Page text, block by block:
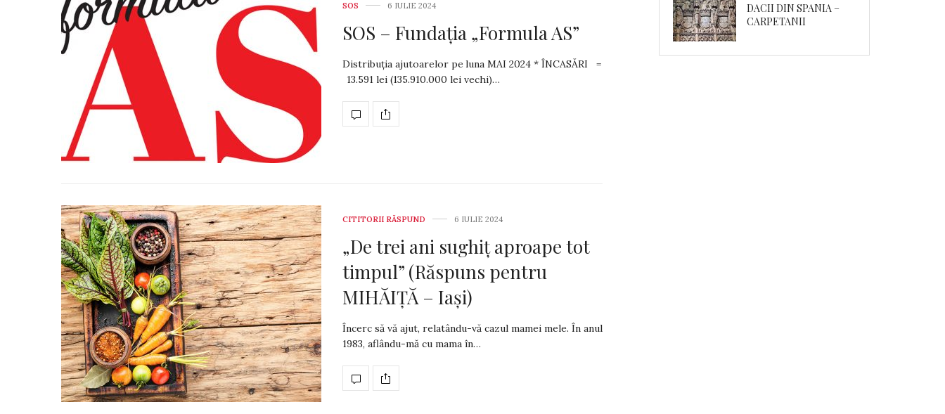
SOS 6 IULIE 2024
SOS – Fundația „Formula AS”
Distribuția ajutoarelor pe luna MAI 2024 * ÎNCASĂRI =
13.591 lei (135.910.000 lei vechi)…
CITITORII RĂSPUND 6 IULIE 2024
„De trei ani sughiț aproape tot
timpul” (Răspuns pentru
MIHĂIȚĂ – Iași)
Încerc să vă ajut, re­la­tân­du-vă cazul mamei mele. În anul
1983, aflân­du-mă cu ma­ma în…
DACII DIN SPANIA –
CARPETANII